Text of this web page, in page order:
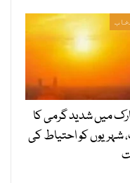
میں شدید گرمی کا
شہریوں کو احتیاط کی